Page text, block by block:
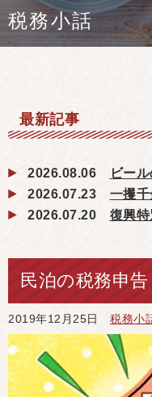
税務小話
最新記事
2026.08.06
ビー
2026.07.23
一攫
2026.07.20
復興
民泊の税務申告
2019年12月25日 税務小